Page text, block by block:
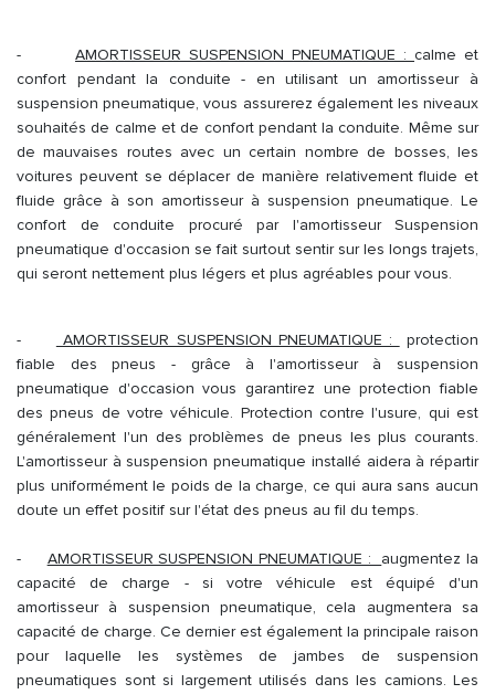
- AMORTISSEUR SUSPENSION PNEUMATIQUE : calme et
confort pendant la conduite - en utilisant un amortisseur à
suspension pneumatique, vous assurerez également les niveaux
souhaités de calme et de confort pendant la conduite. Même sur
de mauvaises routes avec un certain nombre de bosses, les
voitures peuvent se déplacer de manière relativement fluide et
fluide grâce à son amortisseur à suspension pneumatique. Le
confort de conduite procuré par l'amortisseur Suspension
pneumatique d'occasion se fait surtout sentir sur les longs trajets,
qui seront nettement plus légers et plus agréables pour vous.
- AMORTISSEUR SUSPENSION PNEUMATIQUE :
protection
fiable des pneus - grâce à l'amortisseur à suspension
pneumatique d'occasion vous garantirez une protection fiable
des pneus de votre véhicule. Protection contre l'usure, qui est
généralement l'un des problèmes de pneus les plus courants.
L'amortisseur à suspension pneumatique installé aidera à répartir
plus uniformément le poids de la charge, ce qui aura sans aucun
doute un effet positif sur l'état des pneus au fil du temps.
- AMORTISSEUR SUSPENSION PNEUMATIQUE : augmentez la
capacité de charge - si votre véhicule est équipé d'un
amortisseur à suspension pneumatique, cela augmentera sa
capacité de charge. Ce dernier est également la principale raison
pour laquelle les systèmes de jambes de suspension
pneumatiques sont si largement utilisés dans les camions. Les